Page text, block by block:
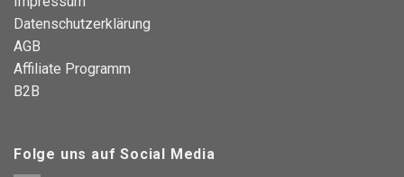
Datenschutzerklärung
AGB
Affiliate Programm
B2B
Folge uns auf Social Media